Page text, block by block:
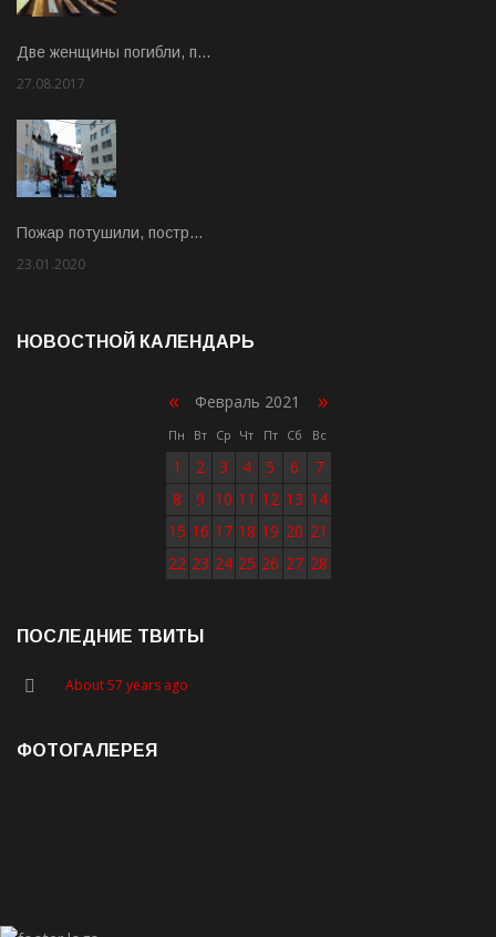
Две женщины погибли, п…
27.08.2017
Пожар потушили, постр…
23.01.2020
НОВОСТНОЙ КАЛЕНДАРЬ
« Февраль 2021 »
Пн Вт Ср Чт Пт Сб Вс
1 2 3 4 5 6
7
8
9 10 11 12 13 14
15 16 17 18 19 20 21
22 23 24 25 26 27 28
ПОСЛЕДНИЕ ТВИТЫ
About 57 years ago
ФОТОГАЛЕРЕЯ